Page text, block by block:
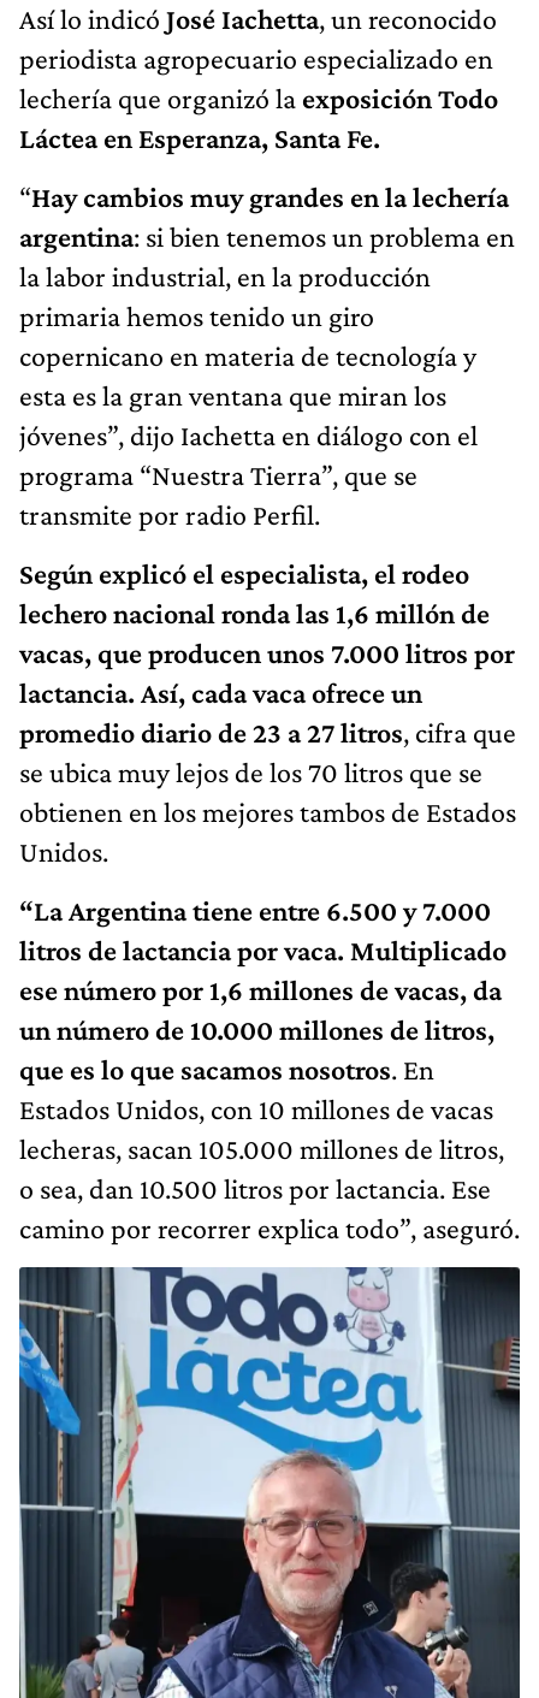
Así lo indicó José Iachetta, un reconocido
periodista agropecuario especializado en
lechería que organizó la exposición Todo
Láctea en Esperanza, Santa Fe.
“Hay cambios muy grandes en la lechería
argentina: si bien tenemos un problema en
la labor industrial, en la producción
primaria hemos tenido un giro
copernicano en materia de tecnología y
esta es la gran ventana que miran los
jóvenes”, dijo Iachetta en diálogo con el
programa “Nuestra Tierra”, que se
transmite por radio Perfil.
Según explicó el especialista, el rodeo
lechero nacional ronda las 1,6 millón de
vacas, que producen unos 7.000 litros por
lactancia. Así, cada vaca ofrece un
promedio diario de 23 a 27 litros, cifra que
se ubica muy lejos de los 70 litros que se
obtienen en los mejores tambos de Estados
Unidos.
“La Argentina tiene entre 6.500 y 7.000
litros de lactancia por vaca. Multiplicado
ese número por 1,6 millones de vacas, da
un número de 10.000 millones de litros,
que es lo que sacamos nosotros. En
Estados Unidos, con 10 millones de vacas
lecheras, sacan 105.000 millones de litros,
o sea, dan 10.500 litros por lactancia. Ese
camino por recorrer explica todo”, aseguró.